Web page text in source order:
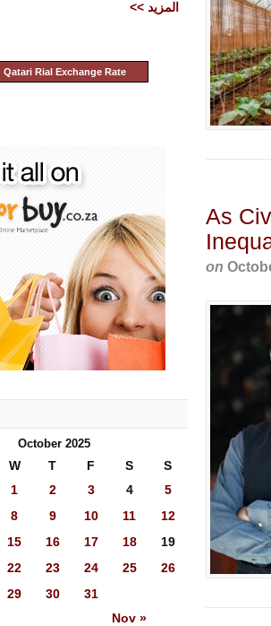
As
on
<< المزيد
Qatari Rial Exchange Rate
October 2025
W T F S S
Nov »
1 2 3 4
5
8 9 10 11
12
15 16 17 18
19
22 23 24 25
26
29 30 31